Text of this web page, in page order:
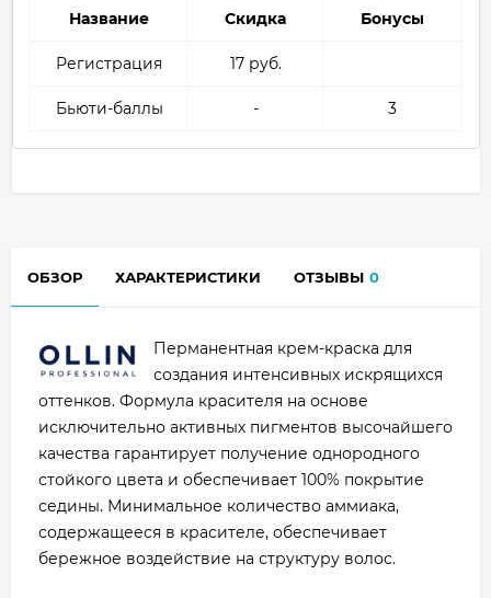
Название Скидка Бонусы
Регистрация 17 руб.
Бьюти-баллы - 3
ОБЗОР ХАРАКТЕРИСТИКИ ОТЗЫВЫ 0
Перманентная крем-краска для
создания интенсивных искрящихся
оттенков. Формула красителя на основе
исключительно активных пигментов высочайшего
качества гарантирует получение однородного
стойкого цвета и обеспечивает 100% покрытие
седины. Минимальное количество аммиака,
содержащееся в красителе, обеспечивает
бережное воздействие на структуру волос.